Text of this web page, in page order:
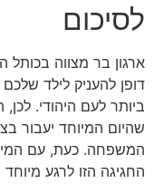
לסיכום
ארגון בר מצווה בכותל
דופן להעניק לילד
ביותר לעם היהודי.
שהיום המיוחד יעבור
המשפחה. כעת, עם
החגיגה הזו לרגע